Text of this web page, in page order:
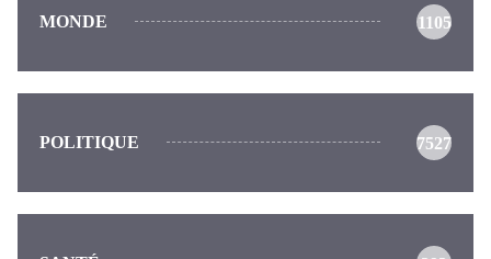
MONDE 1105
POLITIQUE 7527